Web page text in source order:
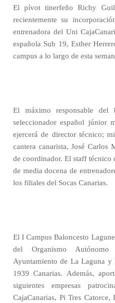
El pívot tinerfeño Richy
recientemente su
entrenadora del Uni
española Sub 19, Esther
campus a lo largo de esta
El máximo responsable del
seleccionador español júnior
ejercerá de director técnico;
cantera canarista, José Carlos
de coordinador. El staff técnico
de media docena de
los filiales del Socas Canarias.
El I Campus Baloncesto
del Organismo
Ayuntamiento de La Laguna
1939 Canarias. Además,
siguientes empresas
CajaCanarias, Pi Tres